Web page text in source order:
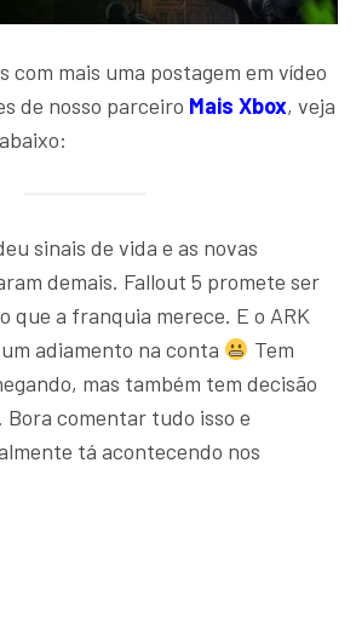
com mais uma postagem em vídeo
de nosso parceiro Mais Xbox, veja
sinais de vida e as novas
demais. Fallout 5 promete ser
que a franquia merece. E o ARK
adiamento na conta
Tem
mas também tem decisão
Bora comentar tudo isso e
tá acontecendo nos